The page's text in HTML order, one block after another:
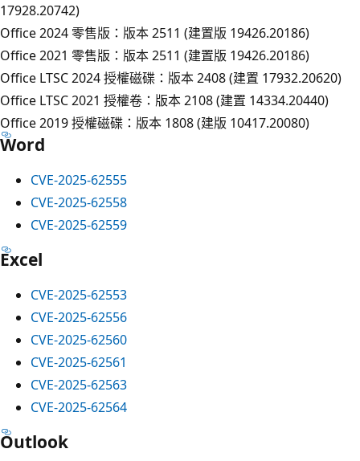
17928.20742)
Office 2024 零售版：版本 2511 (建置版 19426.20186)
Office 2021 零售版：版本 2511 (建置版 19426.20186)
Office LTSC 2024 授權磁碟：版本 2408 (建置 17932.20620)
Office LTSC 2021 授權卷：版本 2108 (建置 14334.20440)
Office 2019 授權磁碟：版本 1808 (建版 10417.20080)
Word
CVE-2025-62555
CVE-2025-62558
CVE-2025-62559
Excel
CVE-2025-62553
CVE-2025-62556
CVE-2025-62560
CVE-2025-62561
CVE-2025-62563
CVE-2025-62564
Outlook